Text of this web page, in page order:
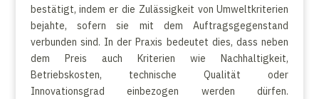
bestätigt, indem er die Zulässigkeit von Umweltkriterien
bejahte, sofern sie mit dem Auftragsgegenstand
verbunden sind. In der Praxis bedeutet dies, dass neben
dem Preis auch Kriterien wie Nachhaltigkeit,
Betriebskosten, technische Qualität oder
Innovationsgrad einbezogen werden dürfen.